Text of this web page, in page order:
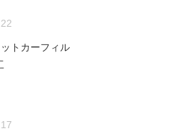
トカーフィル